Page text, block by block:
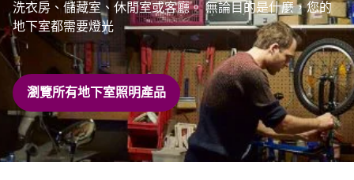
洗衣房、儲藏室、休閒室或客廳。 無論目的是什麼，您的
地下室都需要燈光
瀏覽所有地下室照明產品